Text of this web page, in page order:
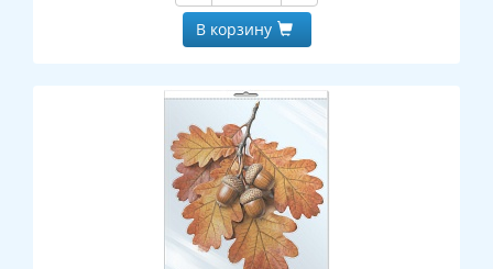
В корзину